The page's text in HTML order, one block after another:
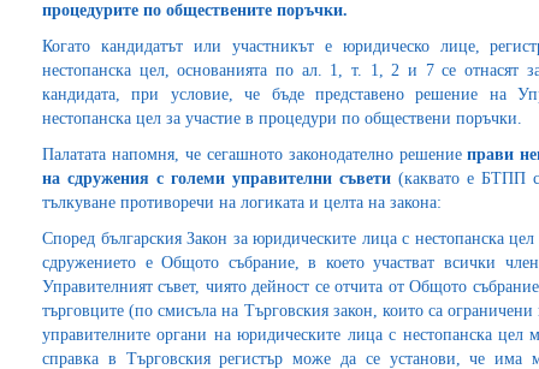
процедурите по обществените поръчки.
Когато кандидатът или участникът е юридическо лице,
нестопанска цел, основанията по ал. 1, т. 1, 2 и 7 се отнасят
кандидата, при условие, че бъде представено решение на
нестопанска цел за участие в процедури по обществени поръчки.
Палатата напомня, че сегашното законодателно решениеправи
на сдружения с големи управителни съвети (каквато е БТПП
тълкуване противоречи на логиката и целта на закона:
Според българския Закон за юридическите лица с нестопанска
сдружението е Общото събрание, в което участват всички
Управителният съвет, чиято дейност се отчита от Общото
търговците (по смисъла на Търговския закон, които са
управителните органи на юридическите лица с нестопанска
справка в Търговския регистър може да се установи, че има